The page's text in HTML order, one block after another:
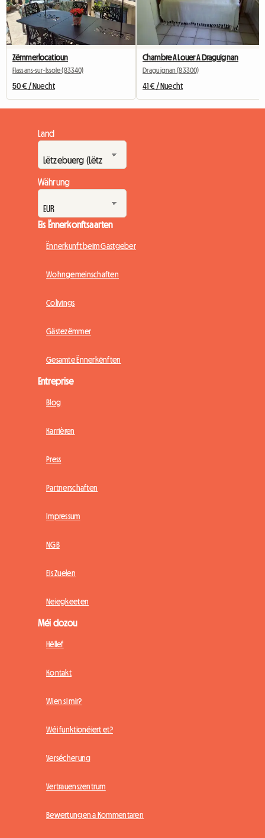
Zëmmerlocatioun
Flassans-sur-Issole (83340)
50 € / Nuecht
Chambre A Louer A Draguignan
Draguignan (83300)
41 € / Nuecht
Land
Währung
Eis Ënnerkonftsaarten
Ënnerkunft beim Gastgeber
Wohngemeinschaften
Colivings
Gästezëmmer
Gesamte Ënnerkënften
Entreprise
Blog
Karrièren
Press
Partnerschaften
Impressum
NGB
Eis Zuelen
Neiegkeeten
Méi dozou
Hëllef
Kontakt
Wien si mir?
Wéi funktionéiert et?
Versécherung
Vertrauenszentrum
Bewertungen a Kommentaren